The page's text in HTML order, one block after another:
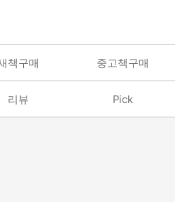
책구매 중고책구매
리뷰 Pick